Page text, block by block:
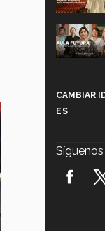
CAMBIAR
ES
Síguenos